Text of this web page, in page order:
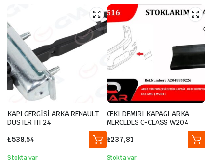
KAPI GERGİSİ ARKA RENAULT
DUSTER III 24
₺538,54
Stokta var
CEKI DEMIRI KAPAGI ARKA
MERCEDES C-CLASS W204
₺237,81
Stokta var